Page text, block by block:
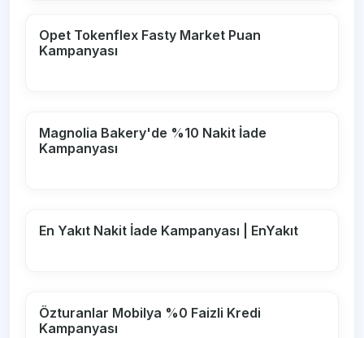
Opet Tokenflex Fasty Market Puan
Kampanyası
Magnolia Bakery'de %10 Nakit İade
Kampanyası
En Yakıt Nakit İade Kampanyası | EnYakıt
Özturanlar Mobilya %0 Faizli Kredi
Kampanyası